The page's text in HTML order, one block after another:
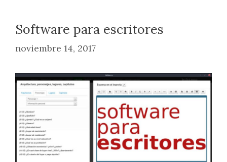
Software para escritores
noviembre 14, 2017